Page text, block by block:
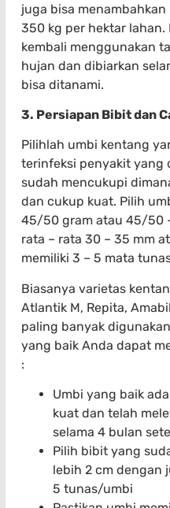
juga bisa
350 kg per hektar
kembali menggunakan
hujan dan dibiarkan
bisa ditanami.
3. Persiapan Bibit dan
Pilihlah umbi kentang
terinfeksi penyakit yang
sudah mencukupi
dan cukup kuat. Pilih
45/50 gram atau 45/50
rata – rata 30 – 35 mm
memiliki 3 – 5 mata
Biasanya varietas
Atlantik M, Repita,
paling banyak
yang baik Anda dapat
:
Umbi yang baik
kuat dan telah
selama 4 bulan
Pilih bibit yang
lebih 2 cm dengan
5 tunas/umbi